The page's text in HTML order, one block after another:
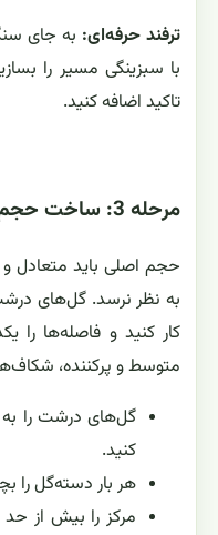
ترفند حرفه‌ای: به جای
با سبزینگی مسیر را
تاکید اضافه کنید.
مرحله 3: ساخت حجم اصلی (بالای دسته‌گل)
حجم اصلی باید متعادل و
به نظر نرسد. گل‌های
کار کنید و فاصله‌ها
متوسط و پرکننده،
گل‌های درشت را به
کنید.
هر بار دسته‌گل را
مرکز را بیش از حد